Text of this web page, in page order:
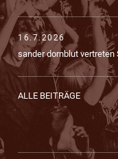
16.7.2026
sander dornblut
ALLE BEITRÄGE